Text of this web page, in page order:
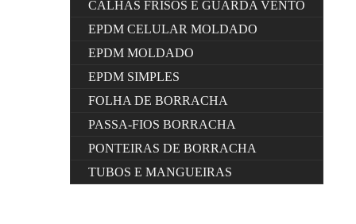
CALHAS FRISOS E GUARDA VENTO
EPDM CELULAR MOLDADO
EPDM MOLDADO
EPDM SIMPLES
FOLHA DE BORRACHA
PASSA-FIOS BORRACHA
PONTEIRAS DE BORRACHA
TUBOS E MANGUEIRAS